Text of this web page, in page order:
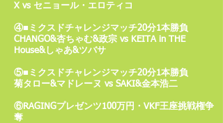
X vs セニョール・エロティコ
④■ミクスドチャレンジマッチ20分1本勝負
CHANGO&杏ちゃむ&政宗 vs KEITA in THE
House&しゃあ&ツバサ
⑤■ミクスドチャレンジマッチ20分1本勝負
菊タロー&マドレーヌ vs SAKI&金本浩二
⑥RAGINGプレゼンツ100万円・VKF王座挑戦権争
奪